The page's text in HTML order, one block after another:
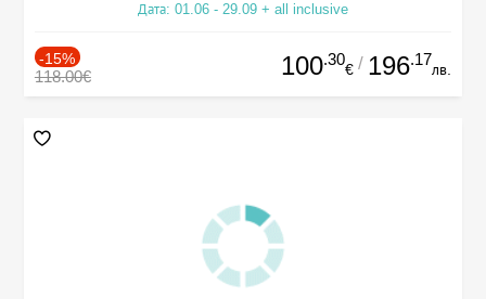
Дата: 01.06 - 29.09 + all inclusive
-15%
118.00€ 100.30
€ / 196.17
лв.